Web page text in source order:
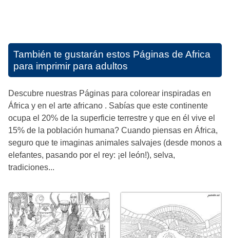
También te gustarán estos Páginas de Africa
para imprimir para adultos
Descubre nuestras Páginas para colorear inspiradas en
África y en el arte africano . Sabías que este continente
ocupa el 20% de la superficie terrestre y que en él vive el
15% de la población humana? Cuando piensas en África,
seguro que te imaginas animales salvajes (desde monos a
elefantes, pasando por el rey: ¡el león!), selva,
tradiciones...